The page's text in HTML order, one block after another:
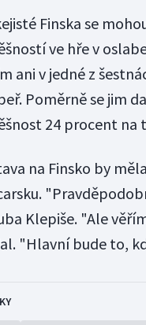
Finska se
ve hře v
ani v jedné z
Poměrně se jim
24 procent na
na Finsko by
Klepiše. "Ale
"Hlavní bude to,